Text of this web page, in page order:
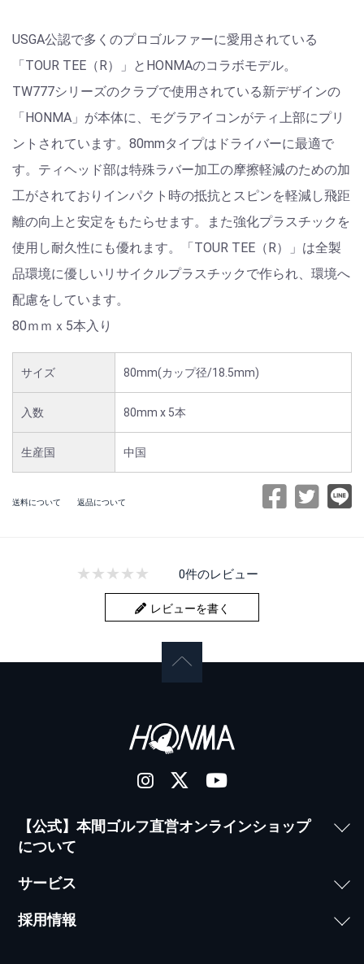
USGA公認で多くのプロゴルファーに愛用されている
「TOUR TEE（R）」とHONMAのコラボモデル。
TW777シリーズのクラブで使用されている新デザインの
「HONMA」が本体に、モグラアイコンがティ上部にプリ
ントされています。80mmタイプはドライバーに最適で
す。ティヘッド部は特殊ラバー加工の摩擦軽減のための加
工がされておりインパクト時の抵抗とスピンを軽減し飛距
離の向上と安定をもたらせます。また強化プラスチックを
使用し耐久性にも優れます。「TOUR TEE（R）」は全製
品環境に優しいリサイクルプラスチックで作られ、環境へ
配慮をしています。
80ｍｍｘ5本入り
サイズ 80mm(カップ径/18.5mm)
入数 80mm x 5本
生産国 中国
送料について 返品について
0件のレビュー
レビューを書く
【公式】本間ゴルフ直営オンラインショップ
について
サービス
採用情報